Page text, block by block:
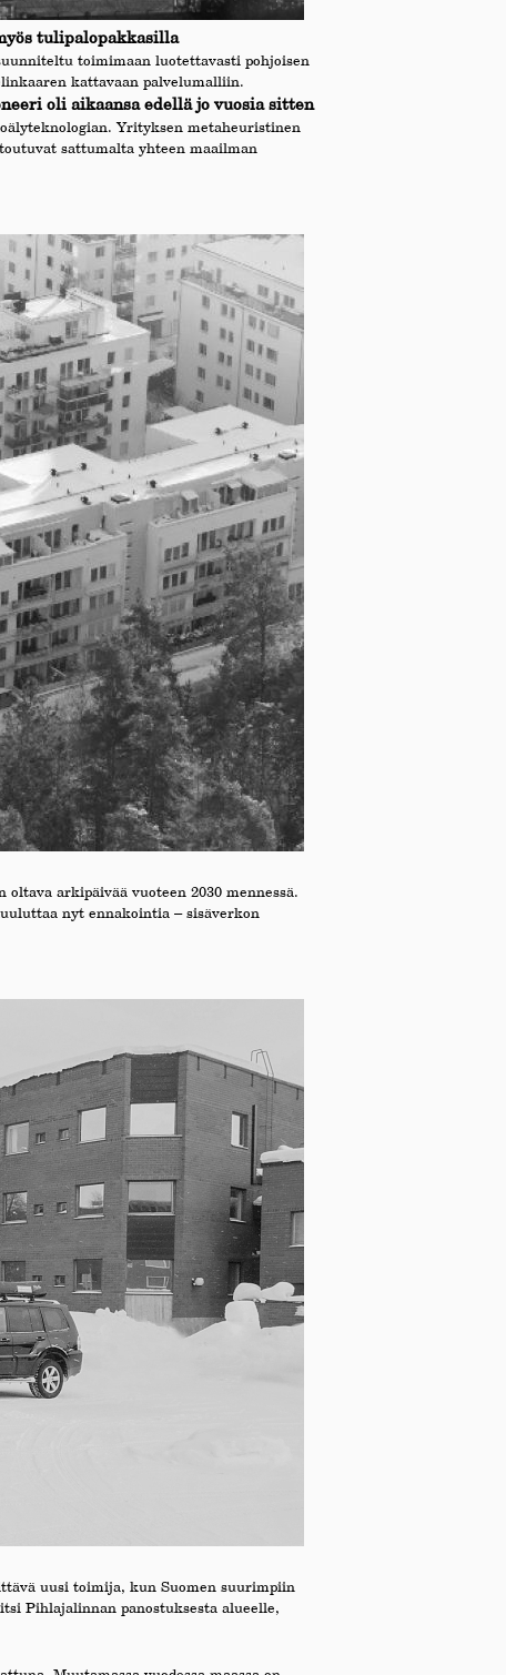
tulipalopakkasilla
toimimaan luotettavasti pohjoisen
kattavaan palvelumalliin.
oli aikaansa edellä jo vuosia sitten
Yrityksen metaheuristinen
sattumalta yhteen maailman
arkipäivää vuoteen 2030 mennessä.
nyt ennakointia – sisäverkon
uusi toimija, kun Suomen suurimpiin
Pihlajalinnan panostuksesta alueelle,